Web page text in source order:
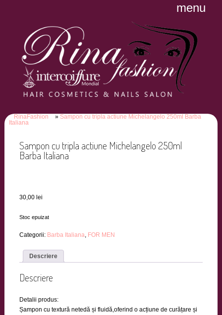
menu
RinaFashion
Sampon cu tripla actiune Michelangelo 250ml Barba
Italiana
Sampon cu tripla actiune Michelangelo 250ml
Barba Italiana
30,00 lei
Stoc epuizat
Categorii: Barba Italiana, FOR MEN
Descriere
Descriere
Detalii produs:
Șampon cu textură netedă și fluidă,oferind o acțiune de curățare și